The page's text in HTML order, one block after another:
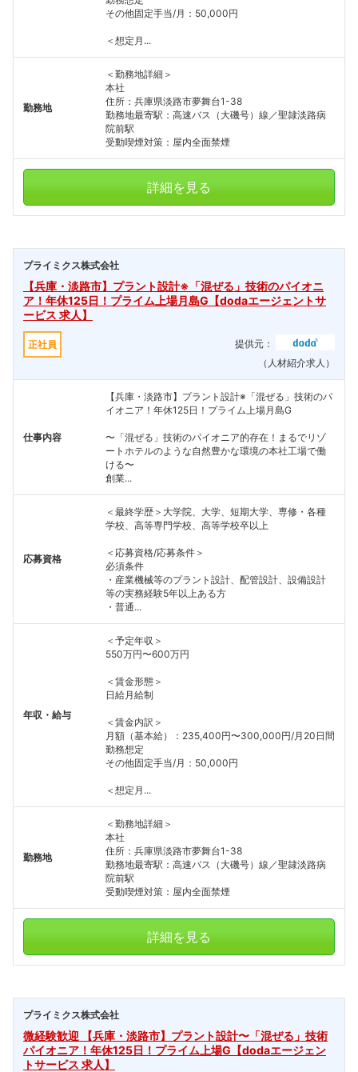
その他固定手当/月：50,000円
＜想定月...
勤務地
＜勤務地詳細＞
本社
住所：兵庫県淡路市夢舞台1-38
勤務地最寄駅：高速バス（大磯号）線／聖隷淡路病
院前駅
受動喫煙対策：屋内全面禁煙
詳細を見る
プライミクス株式会社
【兵庫・淡路市】プラント設計※「混ぜる」技術のパイオニ
ア！年休125日！プライム上場月島G【dodaエージェントサ
ービス 求人】
正社員
提供元：
（人材紹介求人）
仕事内容
【兵庫・淡路市】プラント設計※「混ぜる」技術のパ
イオニア！年休125日！プライム上場月島G
〜「混ぜる」技術のパイオニア的存在！まるでリゾ
ートホテルのような自然豊かな環境の本社工場で働
ける〜
創業...
応募資格
＜最終学歴＞大学院、大学、短期大学、専修・各種
学校、高等専門学校、高等学校卒以上
＜応募資格/応募条件＞
必須条件
・産業機械等のプラント設計、配管設計、設備設計
等の実務経験5年以上ある方
・普通...
年収・給与
＜予定年収＞
550万円〜600万円
＜賃金形態＞
日給月給制
＜賃金内訳＞
月額（基本給）：235,400円〜300,000円/月20日間
勤務想定
その他固定手当/月：50,000円
＜想定月...
勤務地
＜勤務地詳細＞
本社
住所：兵庫県淡路市夢舞台1-38
勤務地最寄駅：高速バス（大磯号）線／聖隷淡路病
院前駅
受動喫煙対策：屋内全面禁煙
詳細を見る
プライミクス株式会社
微経験歓迎 【兵庫・淡路市】プラント設計〜「混ぜる」技術
パイオニア！年休125日！プライム上場G【dodaエージェン
トサービス 求人】